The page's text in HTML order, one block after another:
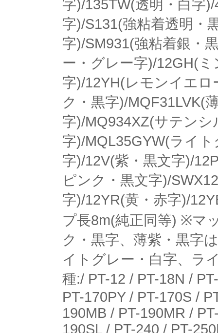
字)/135TW(透明・白字
字)/S131(強粘着透明・
字)/SM931(強粘着銀・
ー・グレー字)/12GH(
字)/12YH(レモンイエロ
ク・黒字)/MQF31LVK(
字)/MQ934XZ(サテン
字)/MQL35GYW(ライ
字)/12V(紫・黒文字)/
ピンク・黒文字)/
字)/12YR(黄・赤字)/
プ長8m(純正同等) ※マ
ク・黒字、薄紫・黒字
イトグレー・白字、ラ
種:/ PT-12 / PT-18N /
PT-170PY / PT-170S /
190MB / PT-190MR /
190SL / PT-240 / PT-